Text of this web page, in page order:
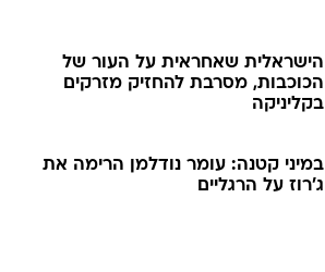
הישראלית שאחראית על העור של
הכוכבות, מסרבת להחזיק מזרקים
בקליניקה
במיני קטנה: עומר נודלמן הרימה את
ג'רוז על הרגליים